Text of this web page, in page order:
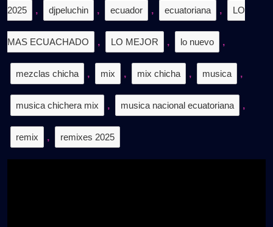
2025 , djpeluchin , ecuador , ecuatoriana , LO
MAS ECUACHADO , LO MEJOR , lo nuevo ,
mezclas chicha , mix , mix chicha , musica ,
musica chichera mix , musica nacional ecuatoriana ,
remix , remixes 2025